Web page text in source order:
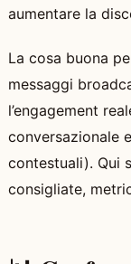
aumentare la
La cosa buona
messaggi
l’engagement
conversazionale
contestuali). Qui
consigliate,